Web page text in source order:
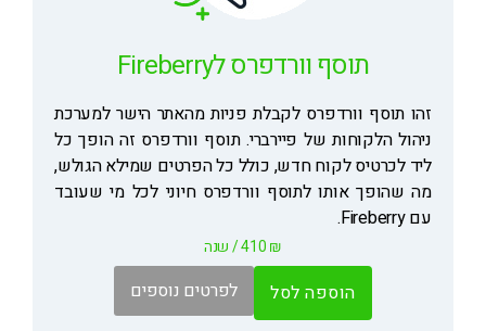
תוסף וורדפרס לFireberry
זהו תוסף וורדפרס לקבלת פניות מהאתר הישר למערכת
ניהול הלקוחות של פיירברי. תוסף וורדפרס זה הופך כל
ליד לכרטיס לקוח חדש, כולל כל הפרטים שמילא הגולש,
מה שהופך אותו לתוסף וורדפרס חיוני לכל מי שעובד
עם Fireberry.
410 ₪ / שנה
הוספה לסל לפרטים נוספים